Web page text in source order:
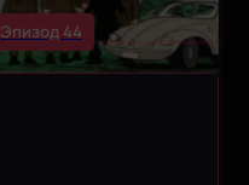
Эпизод 44